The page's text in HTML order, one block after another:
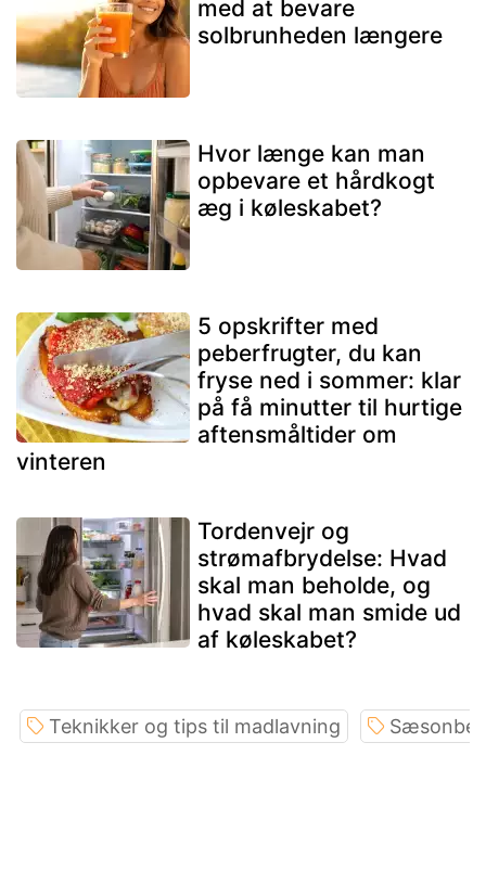
med at bevare
solbrunheden længere
Hvor længe kan man
opbevare et hårdkogt
æg i køleskabet?
5 opskrifter med
peberfrugter, du kan
fryse ned i sommer: klar
på få minutter til hurtige
aftensmåltider om
vinteren
Tordenvejr og
strømafbrydelse: Hvad
skal man beholde, og
hvad skal man smide ud
af køleskabet?
Teknikker og tips til madlavning